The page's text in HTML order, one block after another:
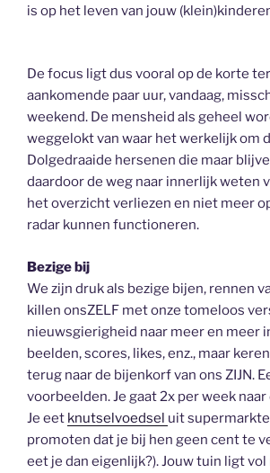
is op het leven van jouw
De focus ligt dus vooral op de korte
aankomende paar uur, vandaag,
weekend. De mensheid als geheel
weggelokt van waar het werkelijk om
Dolgedraaide hersenen die maar
daardoor de weg naar innerlijk weten
het overzicht verliezen en niet meer
radar kunnen functioneren.
Bezige bij
We zijn druk als bezige bijen, rennen
killen onsZELF met onze tomeloos
nieuwsgierigheid naar meer en meer
beelden, scores, likes, enz., maar
terug naar de bijenkorf van ons ZIJN.
voorbeelden. Je gaat 2x per week
Je eet knutselvoedsel uit
promoten dat je bij hen geen cent te
eet je dan eigenlijk?). Jouw tuin ligt